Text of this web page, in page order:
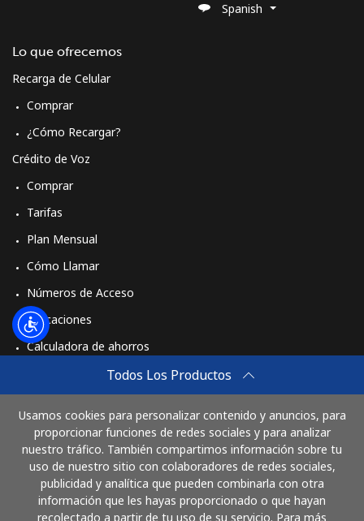
Todos Los Productos
Usamos cookies para personalizar contenido y anuncios, para
proporcionar funciones de redes sociales y para analizar
nuestro tráfico. También compartimos información sobre tu
uso de nuestro sitio con colaboradores de redes sociales,
publicidad y analítica que pueden combinarla con otra
información que les hayas proporcionado o que hayan
recolectado a partir de tu uso de su servicio. Para más
Lo que ofrecemos
Recarga de Celular
Comprar
¿Cómo Recargar?
Crédito de Voz
Comprar
Tarifas
Plan Mensual
Cómo Llamar
Números de Acceso
Aplicaciones
Calculadora de ahorros
Comprar
Cómo funciona
Spanish
Paga con